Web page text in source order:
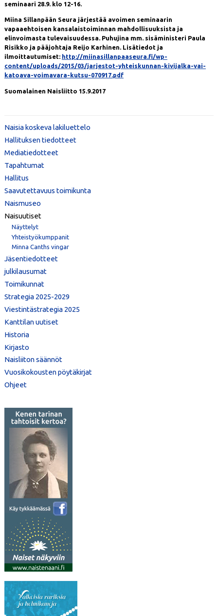
seminaari 28.9. klo 12-16.
Miina Sillanpään Seura järjestää avoimen seminaarin
vapaaehtoisen kansalaistoiminnan mahdollisuuksista ja
elinvoimasta tulevaisuudessa. Puhujina mm. sisäministeri Paula
Risikko ja pääjohtaja Reijo Karhinen. Lisätiedot ja
ilmoittautumiset: http://miinasillanpaaseura.fi/wp-
content/uploads/2015/03/jarjestot-yhteiskunnan-kivijalka-vai-
katoava-voimavara-kutsu-070917.pdf
Suomalainen Naisliitto 15.9.2017
Naisia koskeva lakiluettelo
Hallituksen tiedotteet
Mediatiedotteet
Tapahtumat
Hallitus
Saavutettavuus toimikunta
Naismuseo
Naisuutiset
Näyttelyt
Yhteistyökumppanit
Minna Canths vingar
Jäsentiedotteet
julkilausumat
Toimikunnat
Strategia 2025-2029
Viestintästrategia 2025
Kanttilan uutiset
Historia
Kirjasto
Naisliiton säännöt
Vuosikokousten pöytäkirjat
Ohjeet